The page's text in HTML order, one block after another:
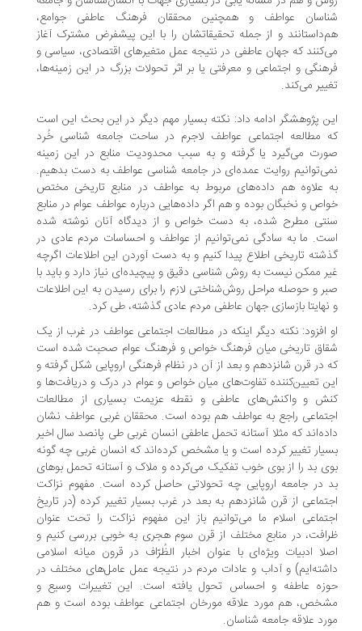
عواطف و همچنین محققان فرهنگ عاطفی جوامع،
و از جمله تحقیقاتشان را با این پیشفرض مشترک آغاز
که جهان عاطفی در نتیجه عمل متغیرهای اقتصادی، سیاسی و
و اجتماعی و معرفتی یا بر اثر تحولات بزرگ در این زمینه‌ها،
می‌کند.
پژوهشگر ادامه داد: نکته بسیار مهم دیگر در این بحث این است
مطالعه اجتماعی عواطف لاجرم در ساحت جامعه شناسی خُرد
می‌گیرد یا گرفته و به سبب محدودیت منابع در این زمینه
روایت عمده‌ای در جامعه شناسی عواطف به دست بدهیم.
علاوه هم داده‌های مربوط به عواطف در منابع تاریخی مختص
و نخبگان بوده و هم اگر داده‌هایی درباره عواطف عوام در منابع
مطرح شده، به دست خواص و از دیدگاه آنان نوشته شده
ما به سادگی نمی‌توانیم از عواطف و احساسات مردم عادی در
تاریخی اطلاع پیدا کنیم و به دست آوردن این اطلاعات اگرچه
ممکن نیست به روش شناسی دقیق و پیچیده‌ای نیاز دارد و باید با
و حوصله مراحل روش‌شناختی لازم را برای رسیدن به این اطلاعات
بازسازی جهان عاطفی مردم عادی گذشته، طی کرد.
افزود: نکته دیگر اینکه در مطالعات اجتماعی عواطف در غرب از یک
تاریخی میان فرهنگ خواص و فرهنگ عوام صحبت شده است
در قرن شانزدهم و بعد از آن در نظام فرهنگی اروپایی شکل گرفته و
تعیین‌کننده تفاوت‌های میان خواص و عوام در درک و دریافت‌ها و
و واکنش‌های عاطفی و نقطه عزیمت بسیاری از مطالعات
راجع به عواطف هم بوده است. محققان غربی عواطف نشان
که مثلا آستانه تحمل عاطفی انسان غربی طی پانصد سال اخیر
تغییر کرده است و یا مشخص کرده‌اند که انسان غربی چه گونه
بد را از بوی خوب تفکیک می‌کرده و ملاک و آستانه تحمل بوهای
در جامعه اروپایی چه تحولاتی حاصل کرده است. مفهوم نزاکت
از قرن شانزدهم به بعد در غرب بسیار تغییر کرده (در تاریخ
اسلام ما می‌توانیم باز این مفهوم نزاکت را تحت عنوان
در منابع مختلف از قرن سوم هجری به خوبی بررسی کنیم و
ادبیات ویژه‌ای با عنوان اخبار الظُرّاف در قرون میانه اسلامی
و آداب و عادات مردم در نتیجه عمل عامل‌های مختلف در
عاطفه و احساس تحول یافته است. این تغییرات وسیع و
هم مورد علاقه مورخان اجتماعی عواطف بوده است و هم
علاقه جامعه شناسان.